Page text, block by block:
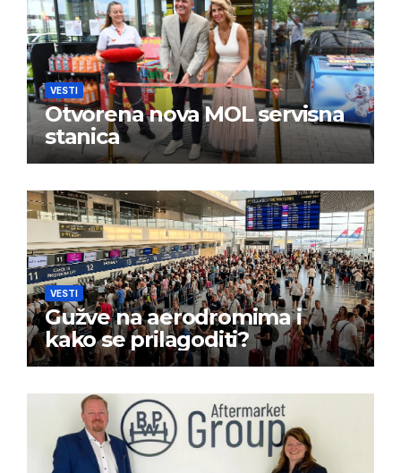
VESTI
Otvorena nova MOL servisna
stanica
VESTI
Gužve na aerodromima i
kako se prilagoditi?